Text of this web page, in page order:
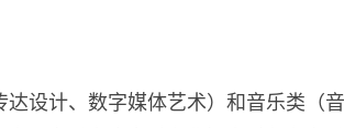
设计、数字媒体艺术）和音乐类（音